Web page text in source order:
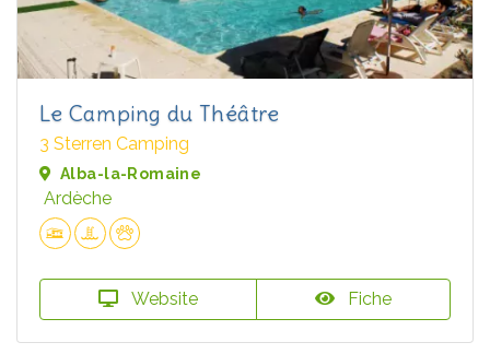
Le Camping du Théâtre
3 Sterren Camping
Alba-la-Romaine
Ardèche
Website Fiche